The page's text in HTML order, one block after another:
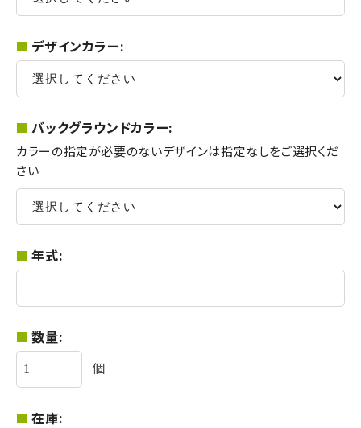
デザインカラー:
バックグラウンドカラー:
カラーの指定が必要のないデザインは指定なしをご選択くだ
さい
年式:
数量:
個
在庫: